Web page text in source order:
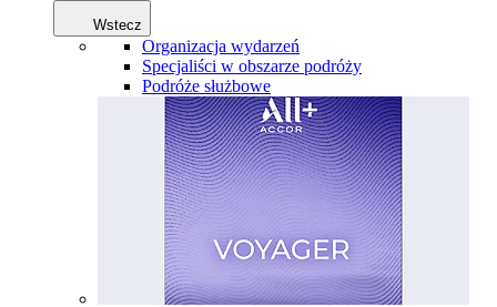
Wstecz
Organizacja wydarzeń
Specjaliści w obszarze podróży
Podróże służbowe